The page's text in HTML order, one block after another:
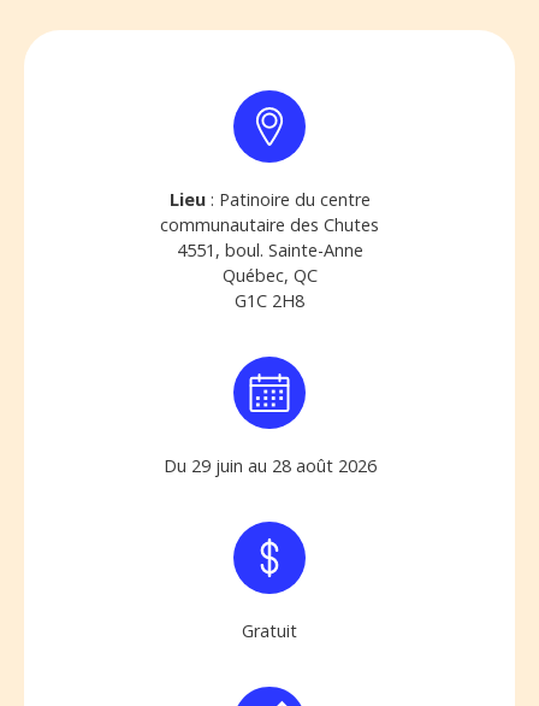
Lieu: Patinoire du centre
communautaire des Chutes
4551, boul. Sainte-Anne
Québec, QC
G1C 2H8
Du 29 juin au 28 août 2026
Gratuit